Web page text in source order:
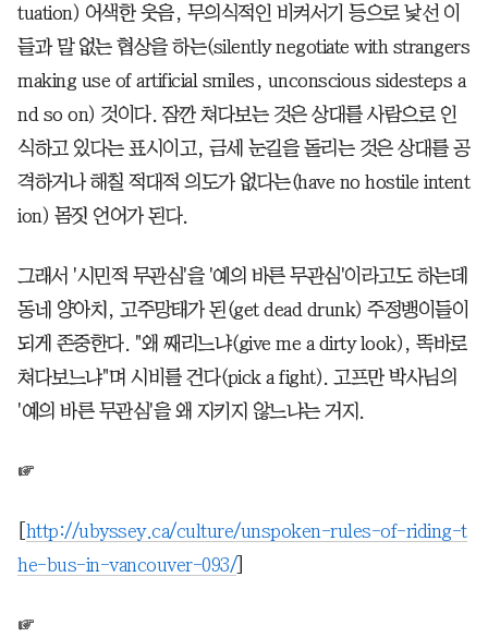
tuation) 어색한 웃음, 무의식적인 비켜서기 등으로 낯선 이
들과 말 없는 협상을 하는(silently negotiate with strangers
making use of artificial smiles, unconscious sidesteps a
nd so on) 것이다. 잠깐 쳐다보는 것은 상대를 사람으로 인
식하고 있다는 표시이고, 금세 눈길을 돌리는 것은 상대를 공
격하거나 해칠 적대적 의도가 없다는(have no hostile intent
ion) 몸짓 언어가 된다.
그래서 '시민적 무관심'을 '예의 바른 무관심'이라고도 하는데
동네 양아치, 고주망태가 된(get dead drunk) 주정뱅이들이
되게 존중한다. "왜 째리느냐(give me a dirty look), 똑바로
쳐다보느냐"며 시비를 건다(pick a fight). 고프만 박사님의
'예의 바른 무관심'을 왜 지키지 않느냐는 거지.
☞
http://ubyssey.ca/culture/unspoken-rules-of-riding-t
he-bus-in-vancouver-093/]
☞